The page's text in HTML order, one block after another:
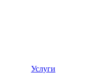
Услуги